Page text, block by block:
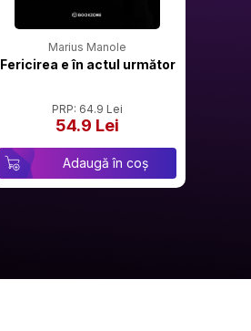
Marius Manole
Fericirea e în actul următor
PRP: 64.9 Lei
54.9 Lei
Adaugă în coș